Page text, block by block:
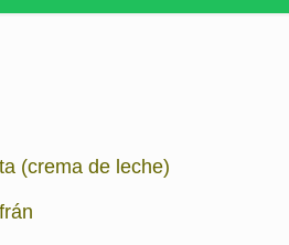
(crema de leche)